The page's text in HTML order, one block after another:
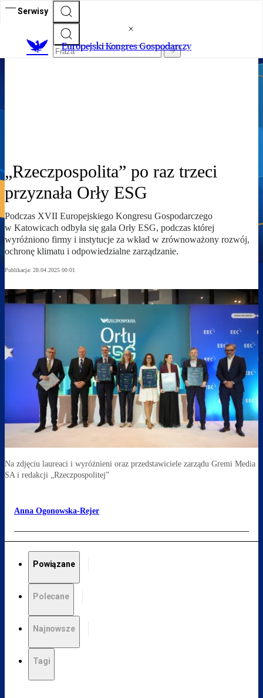
Serwisy
Europejski Kongres Gospodarczy
XVIII Europejski Kongres
Gospodarczy
„Rzeczpospolita” po raz trzeci
przyznała Orły ESG
Podczas XVII Europejskiego Kongresu Gospodarczego
w Katowicach odbyła się gala Orły ESG, podczas której
wyróżniono firmy i instytucje za wkład w zrównoważony rozwój,
ochronę klimatu i odpowiedzialne zarządzanie.
Publikacja: 28.04.2025 00:01
Na zdjęciu laureaci i wyróżnieni oraz przedstawiciele zarządu Gremi Media
SA i redakcji „Rzeczpospolitej”
Anna Ogonowska-Rejer
Powiązane
Polecane
Najnowsze
Tagi